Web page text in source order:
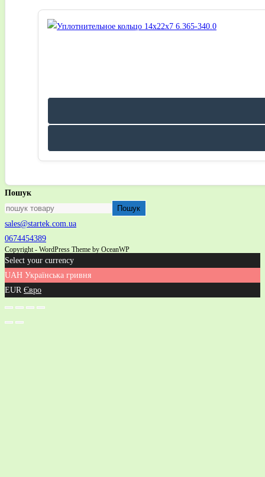
Пошук
Пошук
sales@startek.com.ua
0674454389
Copyright - WordPress Theme by OceanWP
Select your currency
UAH Українська гривня
EUR Євро